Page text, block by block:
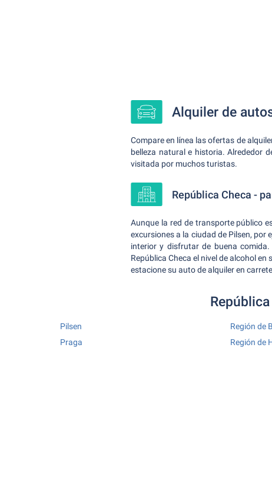
Alquiler de
Compare en línea las ofertas de
belleza natural e historia. Alrededor
visitada por muchos turistas.
República Checa -
Aunque la red de transporte público
excursiones a la ciudad de Pilsen, por
interior y disfrutar de buena
República Checa el nivel de alcohol
estacione su auto de alquiler en
Pilsen
Praga
Región de
Región de